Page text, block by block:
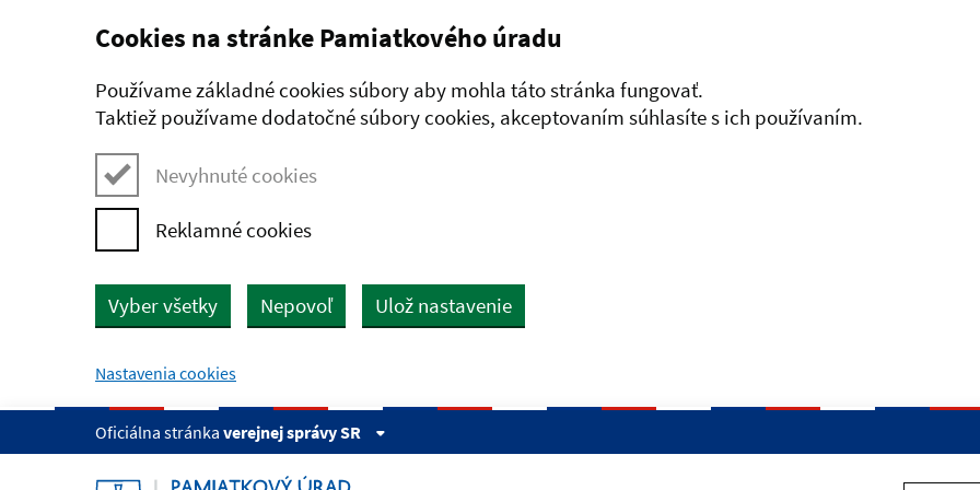
Preskočiť na hlavný obsah
Cookies na stránke Pamiatkového úradu
Používame základné cookies súbory aby mohla táto stránka fungovať.
Taktiež používame dodatočné súbory cookies, akceptovaním súhlasíte s ich používaním.
Nevyhnuté cookies
Reklamné cookies
Vyber všetky Nepovoľ Ulož nastavenie
Nastavenia cookies
Oficiálna stránka verejnej správy SR